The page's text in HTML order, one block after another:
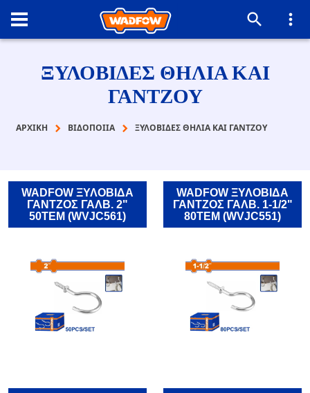
ΞΥΛΟΒΙΔΕΣ ΘΗΛΙΑ ΚΑΙ
ΓΑΝΤΖΟΥ
ΑΡΧΙΚΉ ΒΙΔΟΠΟΙΙΑ ΞΥΛΟΒΙΔΕΣ ΘΗΛΙΑ ΚΑΙ ΓΑΝΤΖΟΥ
WADFOW ΞΥΛΟΒΙΔΑ
ΓΑΝΤΖΟΣ ΓΑΛΒ. 2"
50TEM (WVJC561)
WADFOW ΞΥΛΟΒΙΔΑ
ΓΑΝΤΖΟΣ ΓΑΛΒ. 1-1/2"
80TEM (WVJC551)